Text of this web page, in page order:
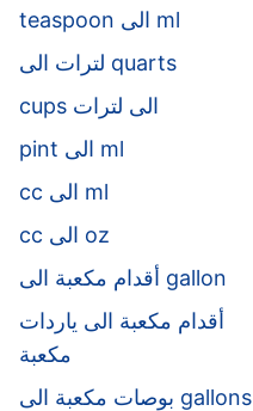
teaspoon الى ml
لترات الى quarts
cups الى لترات
pint الى ml
cc الى ml
cc الى oz
أقدام مكعبة الى gallon
أقدام مكعبة الى ياردات
مكعبة
بوصات مكعبة الى gallons